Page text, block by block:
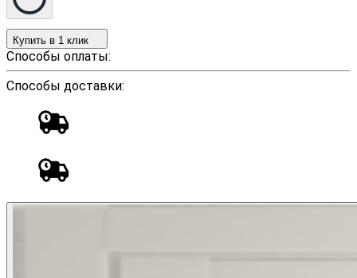
Купить в 1 клик
Способы оплаты:
Способы доставки: